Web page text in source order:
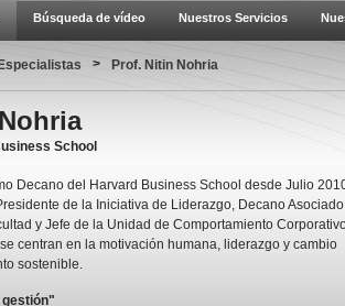
Búsqueda de vídeo Nuestros Servicios
> Prof. Nitin Nohria
School
Decano del Harvard Business School desde Julio
de la Iniciativa de Liderazgo, Decano
y Jefe de la Unidad de Comportamiento
centran en la motivación humana, liderazgo y cambio
sostenible.